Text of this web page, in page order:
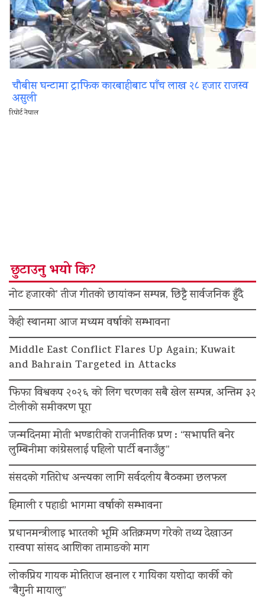
चौबीस घन्टामा ट्राफिक कारबाहीबाट पाँच लाख २८ हजार राजस्व
असुली
रिपोर्ट नेपाल
छुटाउनु भयो कि?
नोट हजारको’ तीज गीतको छायांकन सम्पन्न, छिट्टै सार्वजनिक हुँदै
केही स्थानमा आज मध्यम वर्षाको सम्भावना
Middle East Conflict Flares Up Again; Kuwait
and Bahrain Targeted in Attacks
फिफा विश्वकप २०२६ को लिग चरणका सबै खेल सम्पन्न, अन्तिम ३२
टोलीको समीकरण पूरा
जन्मदिनमा मोती भण्डारीको राजनीतिक प्रण : “सभापति बनेर
लुम्बिनीमा कांग्रेसलाई पहिलो पार्टी बनाउँछु”
संसदको गतिरोध अन्त्यका लागि सर्वदलीय बैठकमा छलफल
हिमाली र पहाडी भागमा वर्षाको सम्भावना
प्रधानमन्त्रीलाइ भारतको भूमि अतिक्रमण गरेको तथ्य देखाउन
रास्वपा सांसद आशिका तामाङको माग
लोकप्रिय गायक मोतिराज खनाल र गायिका यशोदा कार्की को
“बैगुनी मायालु”